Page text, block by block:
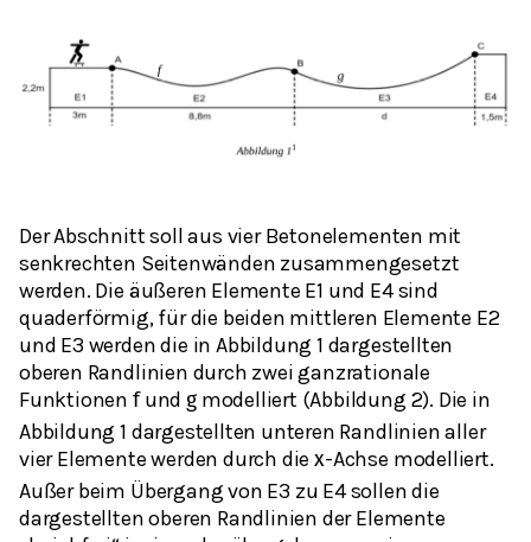
Der Abschnitt soll aus vier Betonelementen mit
senkrechten Seitenwänden zusammengesetzt
werden. Die äußeren Elemente E1 und E4 sind
quaderförmig, für die beiden mittleren Elemente E2
und E3 werden die in Abbildung 1 dargestellten
oberen Randlinien durch zwei ganzrationale
Funktionen fund gmodelliert (Abbildung 2). Die in
Abbildung 1 dargestellten unteren Randlinien aller
vier Elemente werden durch diex-Achse modelliert.
Außer beim Übergang von E3 zu E4 sollen die
dargestellten oberen Randlinien der Elemente